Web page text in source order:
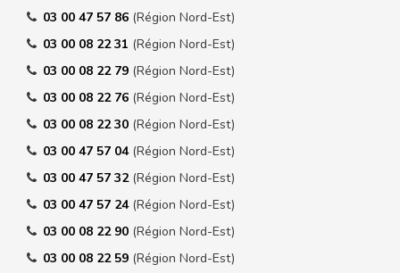
03 00 47 57 86 (Région Nord-Est)
03 00 08 22 31 (Région Nord-Est)
03 00 08 22 79 (Région Nord-Est)
03 00 08 22 76 (Région Nord-Est)
03 00 08 22 30 (Région Nord-Est)
03 00 47 57 04 (Région Nord-Est)
03 00 47 57 32 (Région Nord-Est)
03 00 47 57 24 (Région Nord-Est)
03 00 08 22 90 (Région Nord-Est)
03 00 08 22 59 (Région Nord-Est)